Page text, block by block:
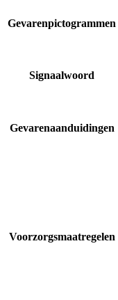
Gevarenpictogrammen
Signaalwoord
Gevarenaanduidingen
Voorzorgsmaatregelen